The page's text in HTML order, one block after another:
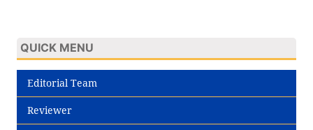
QUICK MENU
Editorial Team
Reviewer